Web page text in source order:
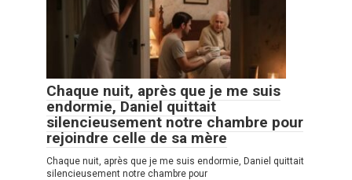
Chaque nuit, après que je me suis
endormie, Daniel quittait
silencieusement notre chambre pour
rejoindre celle de sa mère
Chaque nuit, après que je me suis endormie, Daniel quittait
silencieusement notre chambre pour